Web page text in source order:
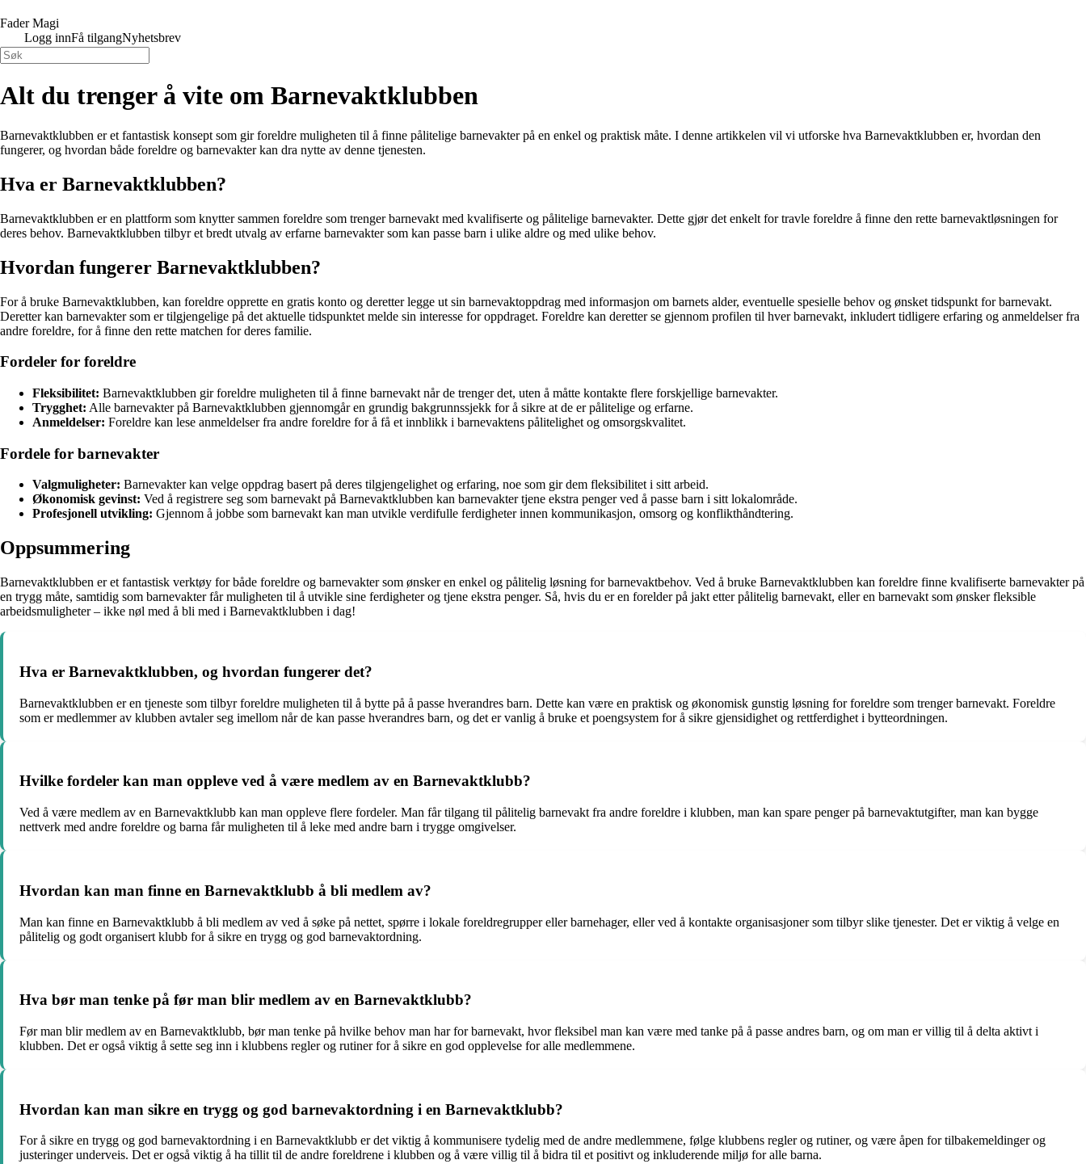
Fader Magi
Logg innFå tilgangNyhetsbrev
Alt du trenger å vite om Barnevaktklubben
Barnevaktklubben er et fantastisk konsept som gir foreldre muligheten til å finne pålitelige barnevakter på en enkel og praktisk måte. I denne artikkelen vil vi utforske hva Barnevaktklubben er, hvordan den
fungerer, og hvordan både foreldre og barnevakter kan dra nytte av denne tjenesten.
Hva er Barnevaktklubben?
Barnevaktklubben er en plattform som knytter sammen foreldre som trenger barnevakt med kvalifiserte og pålitelige barnevakter. Dette gjør det enkelt for travle foreldre å finne den rette barnevaktløsningen for
deres behov. Barnevaktklubben tilbyr et bredt utvalg av erfarne barnevakter som kan passe barn i ulike aldre og med ulike behov.
Hvordan fungerer Barnevaktklubben?
For å bruke Barnevaktklubben, kan foreldre opprette en gratis konto og deretter legge ut sin barnevaktoppdrag med informasjon om barnets alder, eventuelle spesielle behov og ønsket tidspunkt for barnevakt.
Deretter kan barnevakter som er tilgjengelige på det aktuelle tidspunktet melde sin interesse for oppdraget. Foreldre kan deretter se gjennom profilen til hver barnevakt, inkludert tidligere erfaring og anmeldelser fra
andre foreldre, for å finne den rette matchen for deres familie.
Fordeler for foreldre
Fleksibilitet: Barnevaktklubben gir foreldre muligheten til å finne barnevakt når de trenger det, uten å måtte kontakte flere forskjellige barnevakter.
Trygghet: Alle barnevakter på Barnevaktklubben gjennomgår en grundig bakgrunnssjekk for å sikre at de er pålitelige og erfarne.
Anmeldelser: Foreldre kan lese anmeldelser fra andre foreldre for å få et innblikk i barnevaktens pålitelighet og omsorgskvalitet.
Fordele for barnevakter
Valgmuligheter: Barnevakter kan velge oppdrag basert på deres tilgjengelighet og erfaring, noe som gir dem fleksibilitet i sitt arbeid.
Økonomisk gevinst: Ved å registrere seg som barnevakt på Barnevaktklubben kan barnevakter tjene ekstra penger ved å passe barn i sitt lokalområde.
Profesjonell utvikling: Gjennom å jobbe som barnevakt kan man utvikle verdifulle ferdigheter innen kommunikasjon, omsorg og konflikthåndtering.
Oppsummering
Barnevaktklubben er et fantastisk verktøy for både foreldre og barnevakter som ønsker en enkel og pålitelig løsning for barnevaktbehov. Ved å bruke Barnevaktklubben kan foreldre finne kvalifiserte barnevakter på
en trygg måte, samtidig som barnevakter får muligheten til å utvikle sine ferdigheter og tjene ekstra penger. Så, hvis du er en forelder på jakt etter pålitelig barnevakt, eller en barnevakt som ønsker fleksible
arbeidsmuligheter – ikke nøl med å bli med i Barnevaktklubben i dag!
Hva er Barnevaktklubben, og hvordan fungerer det?
Barnevaktklubben er en tjeneste som tilbyr foreldre muligheten til å bytte på å passe hverandres barn. Dette kan være en praktisk og økonomisk gunstig løsning for foreldre som trenger barnevakt. Foreldre
som er medlemmer av klubben avtaler seg imellom når de kan passe hverandres barn, og det er vanlig å bruke et poengsystem for å sikre gjensidighet og rettferdighet i bytteordningen.
Hvilke fordeler kan man oppleve ved å være medlem av en Barnevaktklubb?
Ved å være medlem av en Barnevaktklubb kan man oppleve flere fordeler. Man får tilgang til pålitelig barnevakt fra andre foreldre i klubben, man kan spare penger på barnevaktutgifter, man kan bygge
nettverk med andre foreldre og barna får muligheten til å leke med andre barn i trygge omgivelser.
Hvordan kan man finne en Barnevaktklubb å bli medlem av?
Man kan finne en Barnevaktklubb å bli medlem av ved å søke på nettet, spørre i lokale foreldregrupper eller barnehager, eller ved å kontakte organisasjoner som tilbyr slike tjenester. Det er viktig å velge en
pålitelig og godt organisert klubb for å sikre en trygg og god barnevaktordning.
Hva bør man tenke på før man blir medlem av en Barnevaktklubb?
Før man blir medlem av en Barnevaktklubb, bør man tenke på hvilke behov man har for barnevakt, hvor fleksibel man kan være med tanke på å passe andres barn, og om man er villig til å delta aktivt i
klubben. Det er også viktig å sette seg inn i klubbens regler og rutiner for å sikre en god opplevelse for alle medlemmene.
Hvordan kan man sikre en trygg og god barnevaktordning i en Barnevaktklubb?
For å sikre en trygg og god barnevaktordning i en Barnevaktklubb er det viktig å kommunisere tydelig med de andre medlemmene, følge klubbens regler og rutiner, og være åpen for tilbakemeldinger og
justeringer underveis. Det er også viktig å ha tillit til de andre foreldrene i klubben og å være villig til å bidra til et positivt og inkluderende miljø for alle barna.